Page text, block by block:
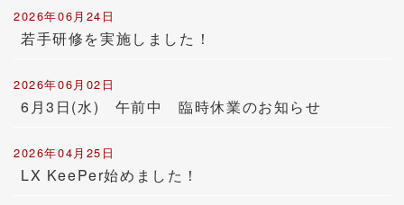
2026年06月24日
若手研修を実施しました！
2026年06月02日
6月3日(水) 午前中 臨時休業のお知らせ
2026年04月25日
LX KeePer始めました！